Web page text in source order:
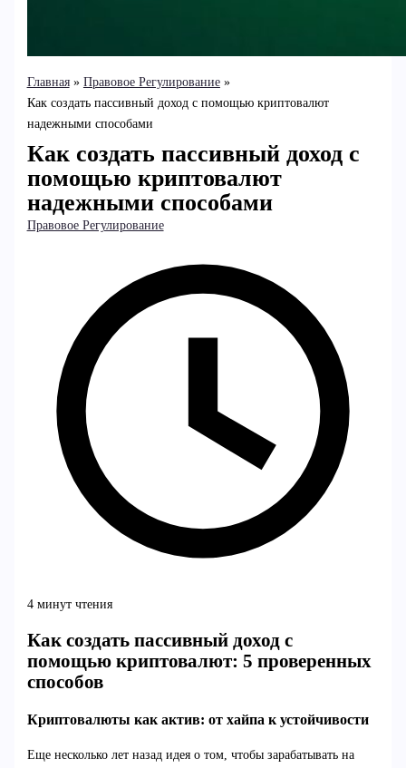
Главная
Правовое Регулирование
Как создать пассивный доход с помощью криптовалют
надежными способами
Как создать пассивный доход с
помощью криптовалют
надежными способами
Правовое Регулирование
4 минут чтения
Как создать пассивный доход с
помощью криптовалют: 5 проверенных
способов
Криптовалюты как актив: от хайпа к устойчивости
Еще несколько лет назад идея о том, чтобы зарабатывать на